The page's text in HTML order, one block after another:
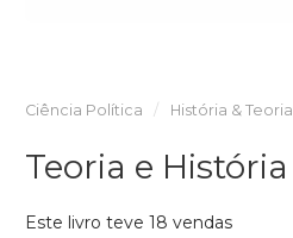
Ciência Política História & Teoria
Teoria e História
Este livro teve 18 vendas